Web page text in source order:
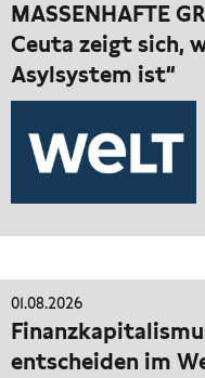
MASSENHAFTE
Ceuta zeigt sich,
Asylsystem ist“
01.08.2026
entscheiden im